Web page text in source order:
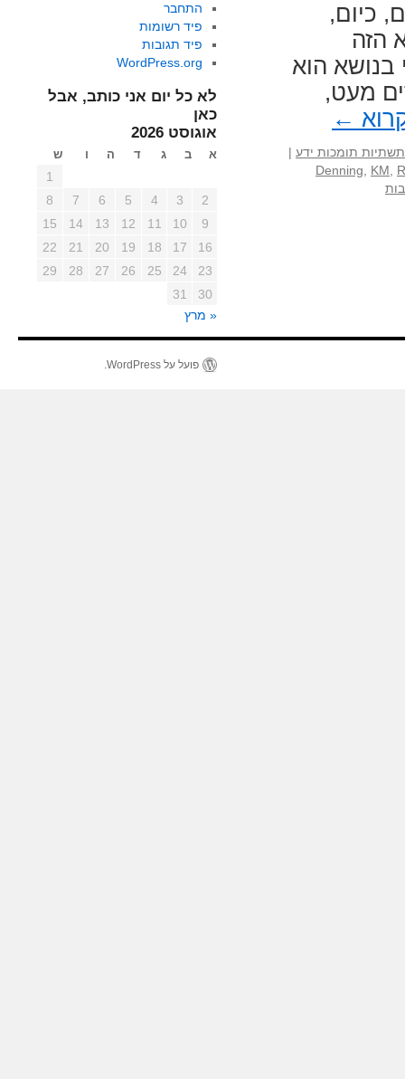
כיום,
הזה
בנושא הוא
מעט,
←
תשתיות תומכות ידע |
Denning
KM
התחבר
פיד רשומות
פיד תגובות
WordPress.org
לא כל יום אני כותב, אבל
כאן
אוגוסט 2026
א ב ג ד ה ו ש
1
2
3
4
5
6
7
8
9
10
11
12
13
14
15
16
17
18
19
20
21
22
23
24
25
26
27
28
29
30
31
« מרץ
פועל על WordPress.